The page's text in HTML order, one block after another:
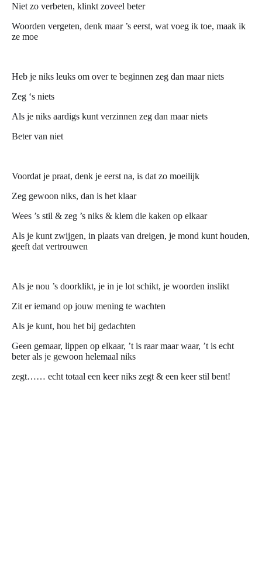
Niet zo verbeten, klinkt zoveel beter
Woorden vergeten, denk maar ’s eerst, wat voeg ik toe, maak ik
ze moe
Heb je niks leuks om over te beginnen zeg dan maar niets
Zeg ‘s niets
Als je niks aardigs kunt verzinnen zeg dan maar niets
Beter van niet
Voordat je praat, denk je eerst na, is dat zo moeilijk
Zeg gewoon niks, dan is het klaar
Wees ’s stil & zeg ’s niks & klem die kaken op elkaar
Als je kunt zwijgen, in plaats van dreigen, je mond kunt houden,
geeft dat vertrouwen
Als je nou ’s doorklikt, je in je lot schikt, je woorden inslikt
Zit er iemand op jouw mening te wachten
Als je kunt, hou het bij gedachten
Geen gemaar, lippen op elkaar, ’t is raar maar waar, ’t is echt
beter als je gewoon helemaal niks
zegt…… echt totaal een keer niks zegt & een keer stil bent!